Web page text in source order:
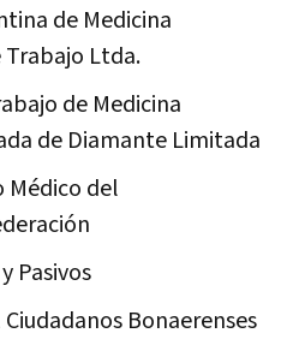
de Medicina
Ltda.
de Medicina
de Diamante Limitada
Médico del
Pasivos
Bonaerenses